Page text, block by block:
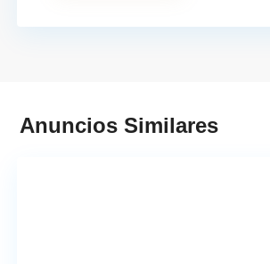
Anuncios Similares
San